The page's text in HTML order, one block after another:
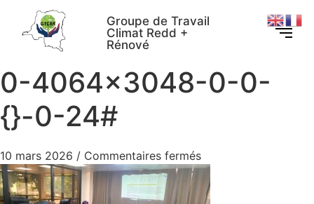
Groupe de Travail
Climat Redd +
Rénové
0-4064×3048-0-0-
{}-0-24#
10 mars 2026 / Commentaires fermés